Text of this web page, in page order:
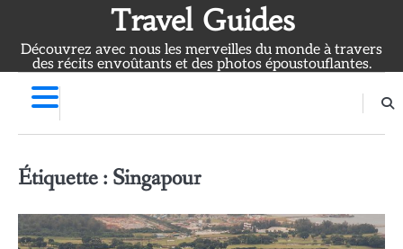
content
Travel Guides
Découvrez avec nous les merveilles du monde à travers
des récits envoûtants et des photos époustouflantes.
Étiquette : Singapour